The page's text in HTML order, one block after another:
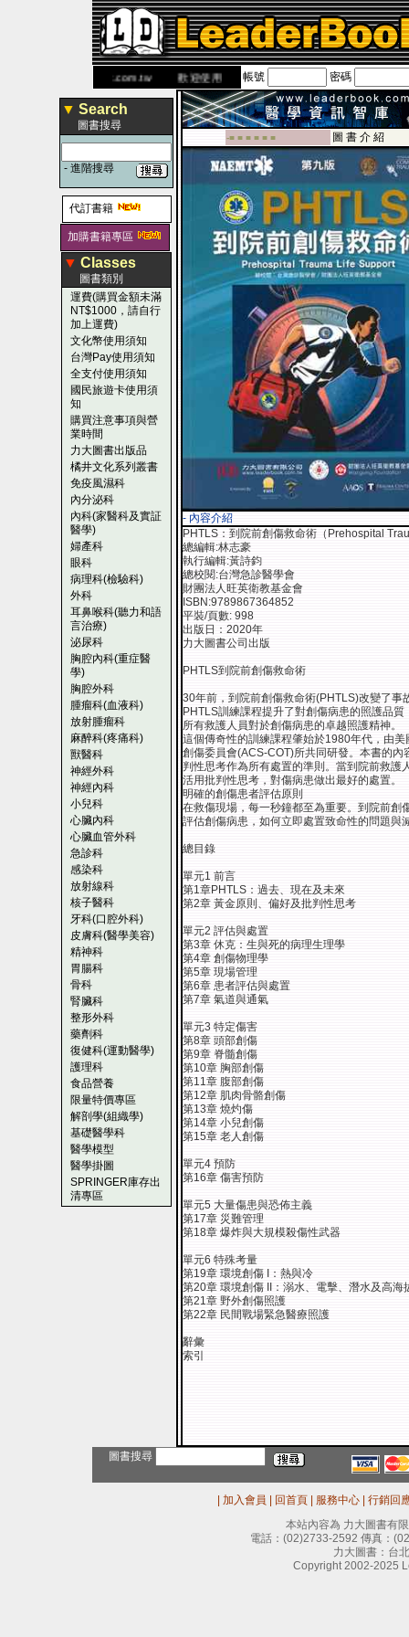
www.leaderbook.com.tw歡迎使用 國民旅遊卡！！
帳號 密碼
▼ Search
圖書搜尋
- 進階搜尋
代訂書籍
加購書籍專區
▼ Classes
圖書類別
運費(購買金額未滿
NT$1000，請自行
加上運費)
文化幣使用須知
台灣Pay使用須知
全支付使用須知
國民旅遊卡使用須
知
購買注意事項與營
業時間
力大圖書出版品
橘井文化系列叢書
免疫風濕科
內分泌科
內科(家醫科及實証
醫學)
婦產科
眼科
病理科(檢驗科)
外科
耳鼻喉科(聽力和語
言治療)
泌尿科
胸腔內科(重症醫
學)
胸腔外科
腫瘤科(血液科)
放射腫瘤科
麻醉科(疼痛科)
獸醫科
神經外科
神經內科
小兒科
心臟內科
心臟血管外科
急診科
感染科
放射線科
核子醫科
牙科(口腔外科)
皮膚科(醫學美容)
精神科
胃腸科
骨科
腎臟科
整形外科
藥劑科
復健科(運動醫學)
護理科
食品營養
限量特價專區
解剖學(組織學)
基礎醫學科
醫學模型
醫學掛圖
SPRINGER庫存出
清專區
-■ ■ ■ ■ ■ ■ 圖 書 介 紹
- 內容介紹
PHTLS：到院前創傷救命術（Prehospital
總編輯:林志豪
執行編輯:黃詩鈞
總校閱:台灣急診醫學會
財團法人旺英衛教基金會
ISBN:9789867364852
平裝/頁數: 998
出版日：2020年
力大圖書公司出版
PHTLS到院前創傷救命術
30年前，到院前創傷救命術(PHTLS)改變了
PHTLS訓練課程提升了對創傷病患的照護品
所有救護人員對於創傷病患的卓越照護精神。
這個傳奇性的訓練課程肇始於1980年代，由
創傷委員會(ACS-COT)所共同研發。本書的
判性思考作為所有處置的準則。當到院前救護
活用批判性思考，對傷病患做出最好的處置。
明確的創傷患者評估原則
在救傷現場，每一秒鐘都至為重要。到院前創
評估創傷病患，如何立即處置致命性的問題與
總目錄
單元1 前言
第1章PHTLS：過去、現在及未來
第2章 黃金原則、偏好及批判性思考
單元2 評估與處置
第3章 休克：生與死的病理生理學
第4章 創傷物理學
第5章 現場管理
第6章 患者評估與處置
第7章 氣道與通氣
單元3 特定傷害
第8章 頭部創傷
第9章 脊髓創傷
第10章 胸部創傷
第11章 腹部創傷
第12章 肌肉骨骼創傷
第13章 燒灼傷
第14章 小兒創傷
第15章 老人創傷
單元4 預防
第16章 傷害預防
單元5 大量傷患與恐佈主義
第17章 災難管理
第18章 爆炸與大規模殺傷性武器
單元6 特殊考量
第19章 環境創傷 I：熱與冷
第20章 環境創傷 II：溺水、電擊、潛水及高海
第21章 野外創傷照護
第22章 民間戰場緊急醫療照護
辭彙
索引
圖書搜尋
加入會員 回首頁 服務中心
行銷回
本站內容為 力大圖書有
電話： (02)2733-2592 傳真：
力大圖書：台
Copyright 2002-2025